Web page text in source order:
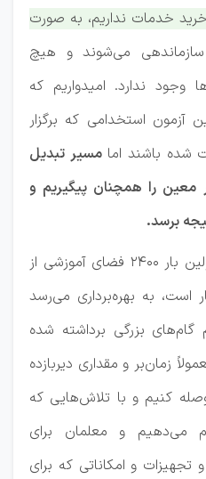
خدمات نداریم، به صورت
می‌شوند و هیچ
وجود ندارد. امیدواریم که
آزمون استخدامی که برگزار
شده باشند امامسیر تبدیل
معین را همچنان پیگیریم و
برسد.
کاظمی با بیان اینکه برای اولین بار ۲۴۰۰ فضای آموزشی از
کار است، به بهره‌برداری می‌رسد
بزرگی برداشته شده
زمان‌بر و مقداری دیربازده
کنیم و با تلاش‌هایی که
می‌دهیم و معلمان برای
و امکاناتی که برای